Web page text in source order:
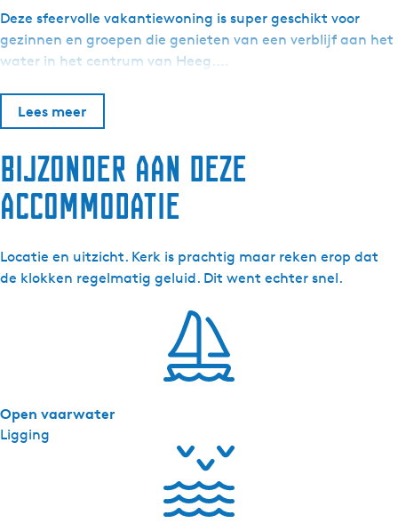
Deze sfeervolle vakantiewoning is super geschikt voor
gezinnen en groepen die genieten van een verblijf aan het
water in het centrum van Heeg.…
Lees meer
Bijzonder aan deze
accommodatie
Locatie en uitzicht. Kerk is prachtig maar reken erop dat
de klokken regelmatig geluid. Dit went echter snel.
Ligging
Open vaarwater
r
F
a
l
u
s
i
n